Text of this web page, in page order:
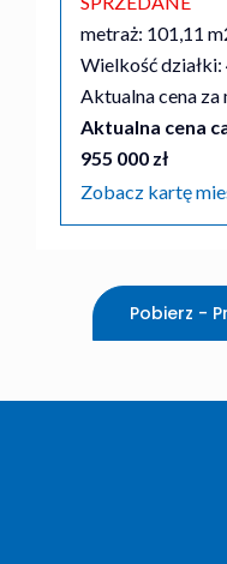
metraż: 101,11
Wielkość działki:
Aktualna cena za
Aktualna cena
955 000 zł
Zobacz kartę
Pobierz -